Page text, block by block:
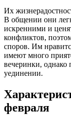
Их
В общении они
искренними и
конфликтов,
споров. Им
имеют много
вечеринки, однако
уединении.
февраля